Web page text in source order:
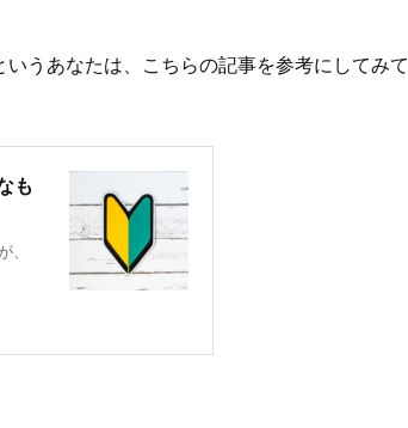
うあなたは、こちらの記事を参考にしてみて
も
、